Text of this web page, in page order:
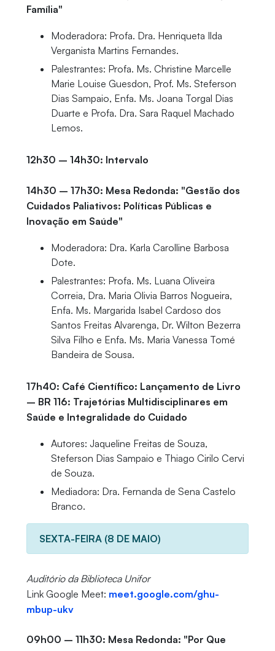
Família"
Moderadora: Profa. Dra. Henriqueta Ilda
Verganista Martins Fernandes.
Palestrantes: Profa. Ms. Christine Marcelle
Marie Louise Guesdon, Prof. Ms. Steferson
Dias Sampaio, Enfa. Ms. Joana Torgal Dias
Duarte e Profa. Dra. Sara Raquel Machado
Lemos.
12h30 – 14h30: Intervalo
14h30 – 17h30: Mesa Redonda: "Gestão dos
Cuidados Paliativos: Políticas Públicas e
Inovação em Saúde"
Moderadora: Dra. Karla Carolline Barbosa
Dote.
Palestrantes: Profa. Ms. Luana Oliveira
Correia, Dra. Maria Olivia Barros Nogueira,
Enfa. Ms. Margarida Isabel Cardoso dos
Santos Freitas Alvarenga, Dr. Wilton Bezerra
Silva Filho e Enfa. Ms. Maria Vanessa Tomé
Bandeira de Sousa.
17h40: Café Científico: Lançamento de Livro
– BR 116: Trajetórias Multidisciplinares em
Saúde e Integralidade do Cuidado
Autores: Jaqueline Freitas de Souza,
Steferson Dias Sampaio e Thiago Cirilo Cervi
de Souza.
Mediadora: Dra. Fernanda de Sena Castelo
Branco.
SEXTA-FEIRA (8 DE MAIO)
Auditório da Biblioteca Unifor
Link Google Meet: meet.google.com/ghu-
mbup-ukv
09h00 – 11h30: Mesa Redonda: "Por Que